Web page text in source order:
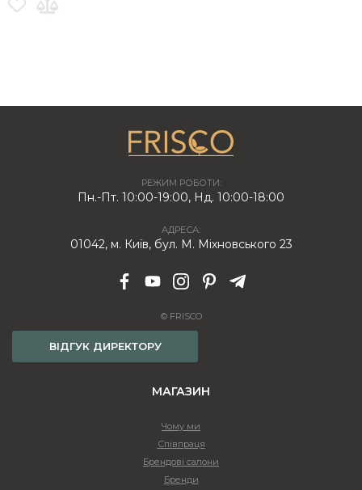
РЕЖИМ РОБОТИ:
Пн.-Пт. 10:00-19:00, Нд. 10:00-18:00
АДРЕСА:
01042, м. Київ, бул. М. Міхновського 23
© FRISCO
ВІДГУК ДИРЕКТОРУ
МАГАЗИН
Чому ми
Співпраця
Брендові салони
Бренди